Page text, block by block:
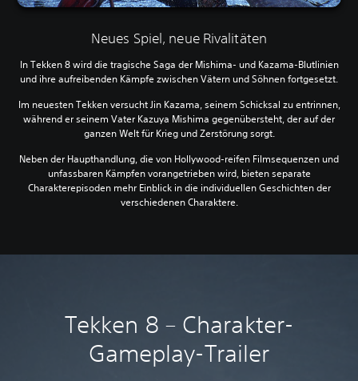
Neues Spiel, neue Rivalitäten
In Tekken 8 wird die tragische Saga der Mishima- und Kazama-Blutlinien
und ihre aufreibenden Kämpfe zwischen Vätern und Söhnen fortgesetzt.
Im neuesten Tekken versucht Jin Kazama, seinem Schicksal zu entrinnen,
während er seinem Vater Kazuya Mishima gegenübersteht, der auf der
ganzen Welt für Krieg und Zerstörung sorgt.
Neben der Haupthandlung, die von Hollywood-reifen Filmsequenzen und
unfassbaren Kämpfen vorangetrieben wird, bieten separate
Charakterepisoden mehr Einblick in die individuellen Geschichten der
verschiedenen Charaktere.
Tekken 8 – Charakter-
Gameplay-Trailer